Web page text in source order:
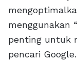
menggunakan
penting untuk
pencari